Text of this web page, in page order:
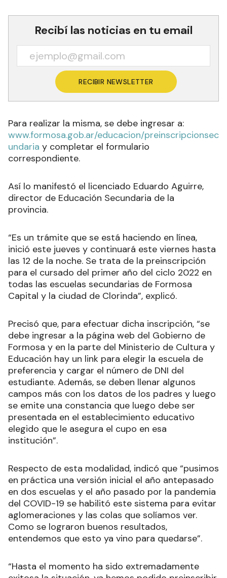
Recibí las noticias en tu email
RECIBIR NEWSLETTER
Para realizar la misma, se debe ingresar a:
www.formosa.gob.ar/educacion/preinscripcionsec
undaria y completar el formulario
correspondiente.
Así lo manifestó el licenciado Eduardo Aguirre,
director de Educación Secundaria de la
provincia.
“Es un trámite que se está haciendo en línea,
inició este jueves y continuará este viernes hasta
las 12 de la noche. Se trata de la preinscripción
para el cursado del primer año del ciclo 2022 en
todas las escuelas secundarias de Formosa
Capital y la ciudad de Clorinda”, explicó.
Precisó que, para efectuar dicha inscripción, “se
debe ingresar a la página web del Gobierno de
Formosa y en la parte del Ministerio de Cultura y
Educación hay un link para elegir la escuela de
preferencia y cargar el número de DNI del
estudiante. Además, se deben llenar algunos
campos más con los datos de los padres y luego
se emite una constancia que luego debe ser
presentada en el establecimiento educativo
elegido que le asegura el cupo en esa
institución”.
Respecto de esta modalidad, indicó que “pusimos
en práctica una versión inicial el año antepasado
en dos escuelas y el año pasado por la pandemia
del COVID-19 se habilitó este sistema para evitar
aglomeraciones y las colas que solíamos ver.
Como se lograron buenos resultados,
entendemos que esto ya vino para quedarse”.
“Hasta el momento ha sido extremadamente